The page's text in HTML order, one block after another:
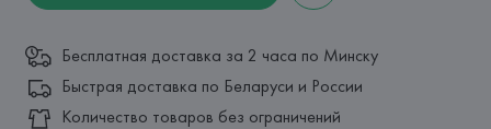
Бесплатная доставка за 2 часа по Минску
Быстрая доставка по Беларуси и России
Количество товаров без ограничений